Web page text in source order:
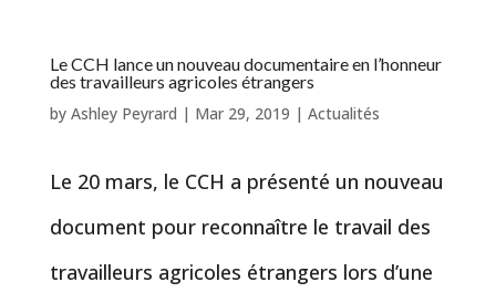
Le CCH lance un nouveau documentaire en l’honneur
des travailleurs agricoles étrangers
by Ashley Peyrard | Mar 29, 2019 | Actualités
Le 20 mars, le CCH a présenté un nouveau
document pour reconnaître le travail des
travailleurs agricoles étrangers lors d’une